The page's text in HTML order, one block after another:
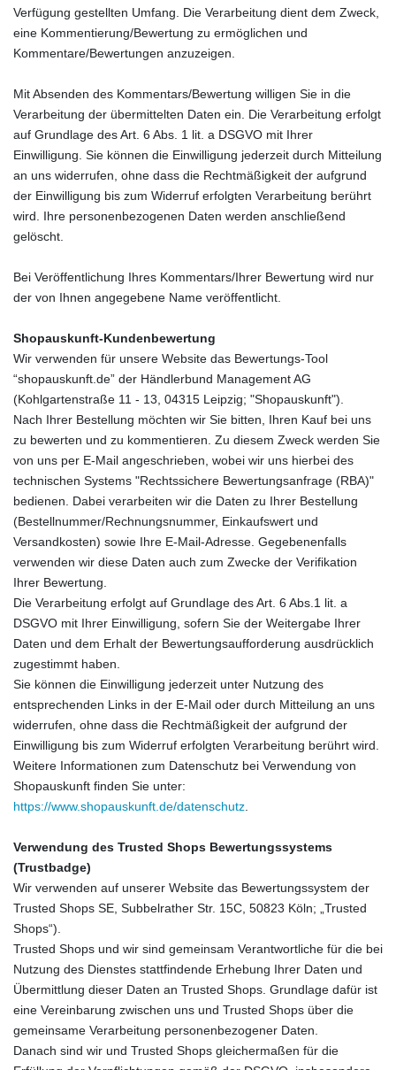
Verfügung gestellten Umfang. Die Verarbeitung dient dem Zweck,
eine Kommentierung/Bewertung zu ermöglichen und
Kommentare/Bewertungen anzuzeigen.
Mit Absenden des Kommentars/Bewertung willigen Sie in die
Verarbeitung der übermittelten Daten ein. Die Verarbeitung erfolgt
auf Grundlage des Art. 6 Abs. 1 lit. a DSGVO mit Ihrer
Einwilligung. Sie können die Einwilligung jederzeit durch Mitteilung
an uns widerrufen, ohne dass die Rechtmäßigkeit der aufgrund
der Einwilligung bis zum Widerruf erfolgten Verarbeitung berührt
wird. Ihre personenbezogenen Daten werden anschließend
gelöscht.
Bei Veröffentlichung Ihres Kommentars/Ihrer Bewertung wird nur
der von Ihnen angegebene Name veröffentlicht.
Shopauskunft-Kundenbewertung
Wir verwenden für unsere Website das Bewertungs-Tool
“shopauskunft.de” der Händlerbund Management AG
(Kohlgartenstraße 11 - 13, 04315 Leipzig; "Shopauskunft").
Nach Ihrer Bestellung möchten wir Sie bitten, Ihren Kauf bei uns
zu bewerten und zu kommentieren. Zu diesem Zweck werden Sie
von uns per E-Mail angeschrieben, wobei wir uns hierbei des
technischen Systems "Rechtssichere Bewertungsanfrage (RBA)"
bedienen. Dabei verarbeiten wir die Daten zu Ihrer Bestellung
(Bestellnummer/Rechnungsnummer, Einkaufswert und
Versandkosten) sowie Ihre E-Mail-Adresse. Gegebenenfalls
verwenden wir diese Daten auch zum Zwecke der Verifikation
Ihrer Bewertung.
Die Verarbeitung erfolgt auf Grundlage des Art. 6 Abs.1 lit. a
DSGVO mit Ihrer Einwilligung, sofern Sie der Weitergabe Ihrer
Daten und dem Erhalt der Bewertungsaufforderung ausdrücklich
zugestimmt haben.
Sie können die Einwilligung jederzeit unter Nutzung des
entsprechenden Links in der E-Mail oder durch Mitteilung an uns
widerrufen, ohne dass die Rechtmäßigkeit der aufgrund der
Einwilligung bis zum Widerruf erfolgten Verarbeitung berührt wird.
Weitere Informationen zum Datenschutz bei Verwendung von
Shopauskunft finden Sie unter:
https://www.shopauskunft.de/datenschutz
Verwendung des Trusted Shops Bewertungssystems
(Trustbadge)
Wir verwenden auf unserer Website das Bewertungssystem der
Trusted Shops SE, Subbelrather Str. 15C, 50823 Köln; „Trusted
Shops“).
Trusted Shops und wir sind gemeinsam Verantwortliche für die bei
Nutzung des Dienstes stattfindende Erhebung Ihrer Daten und
Übermittlung dieser Daten an Trusted Shops. Grundlage dafür ist
eine Vereinbarung zwischen uns und Trusted Shops über die
gemeinsame Verarbeitung personenbezogener Daten.
Danach sind wir und Trusted Shops gleichermaßen für die